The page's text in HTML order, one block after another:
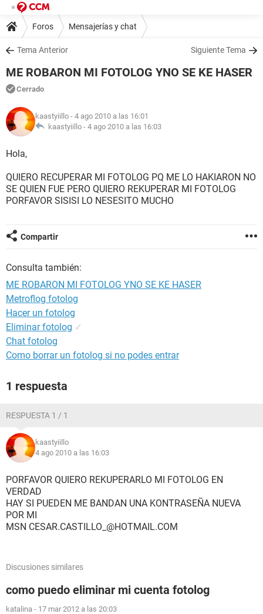
Foros Mensajerías y chat
Tema Anterior Siguiente Tema
ME ROBARON MI FOTOLOG YNO SE KE HASER
Cerrado
kaastyiillo - 4 ago 2010 a las 16:01
kaastyiillo - 4 ago 2010 a las 16:03
Hola,
QUIERO RECUPERAR MI FOTOLOG PQ ME LO HAKIARON NO
SE QUIEN FUE PERO QUIERO REKUPERAR MI FOTOLOG
PORFAVOR SISISI LO NESESITO MUCHO
Compartir
Consulta también:
ME ROBARON MI FOTOLOG YNO SE KE HASER
Metroflog fotolog
Hacer un fotolog
Eliminar fotolog ✓
Chat fotolog
Como borrar un fotolog si no podes entrar
1 respuesta
RESPUESTA 1 / 1
kaastyiillo
4 ago 2010 a las 16:03
PORFAVOR QUIERO REKUPERARLO MI FOTOLOG EN
VERDAD
HAY SI PUEDEN ME BANDAN UNA KONTRASEÑA NUEVA
POR MI
MSN CESAR.CASTILLO_@HOTMAIL.COM
Discusiones similares
como puedo eliminar mi cuenta fotolog
katalina - 17 mar 2012 a las 20:03